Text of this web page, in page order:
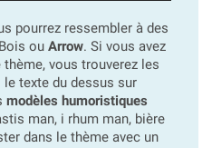
pourrez ressembler à des
ou Arrow. Si vous avez
vous trouverez les
texte du dessus sur
modèles humoristiques
man, i rhum man, bière
dans le thème avec un